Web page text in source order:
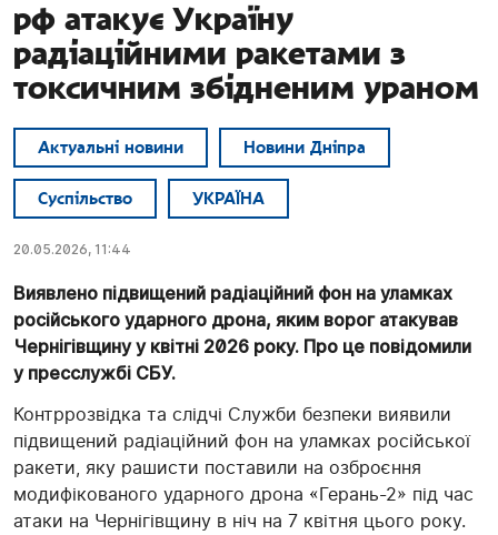
рф атакує Україну
радіаційними ракетами з
токсичним збідненим ураном
Актуальні новини Новини Дніпра
Суспільство УКРАЇНА
20.05.2026, 11:44
Виявлено підвищений радіаційний фон на уламках
російського ударного дрона, яким ворог атакував
Чернігівщину у квітні 2026 року. Про це повідомили
у пресслужбі СБУ.
Контррозвідка та слідчі Служби безпеки виявили
підвищений радіаційний фон на уламках російської
ракети, яку рашисти поставили на озброєння
модифікованого ударного дрона «Герань-2» під час
атаки на Чернігівщину в ніч на 7 квітня цього року.